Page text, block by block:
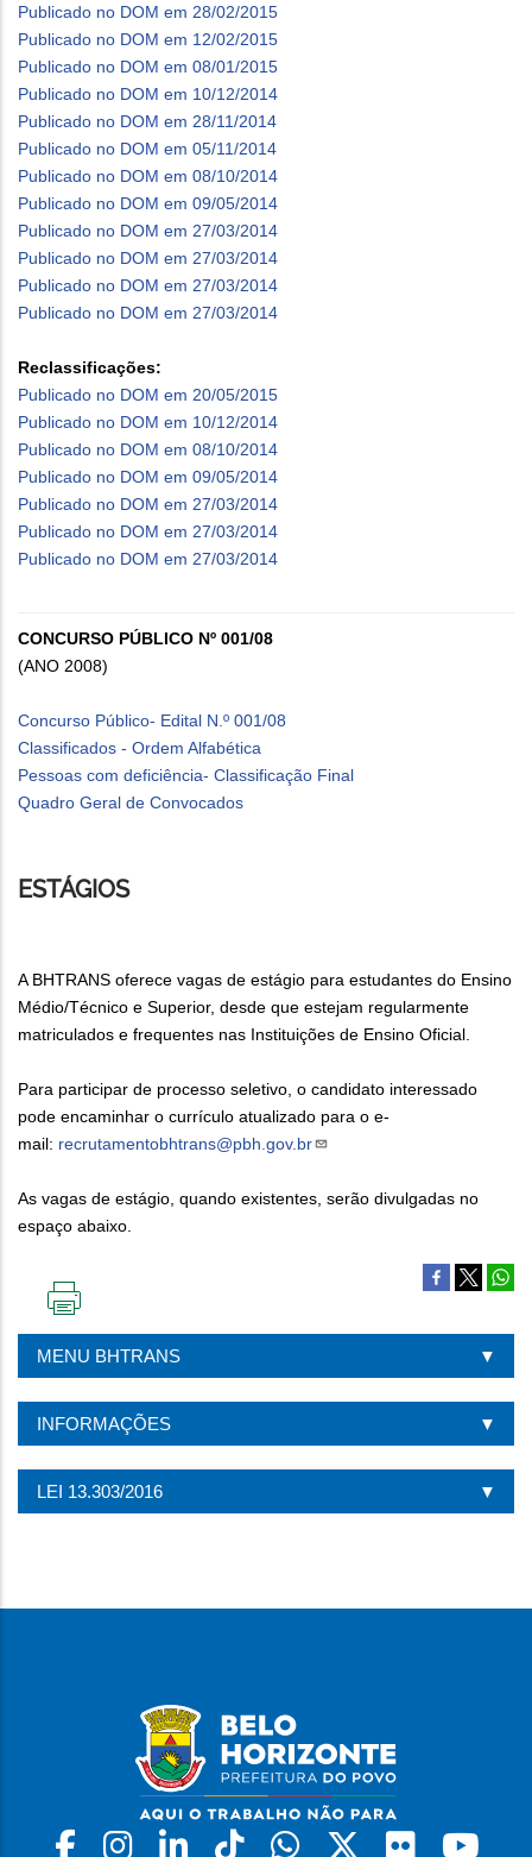
Publicado no DOM em 28/02/2015
Publicado no DOM em 12/02/2015
Publicado no DOM em 08/01/2015
Publicado no DOM em 10/12/2014
Publicado no DOM em 28/11/2014
Publicado no DOM em 05/11/2014
Publicado no DOM em 08/10/2014
Publicado no DOM em 09/05/2014
Publicado no DOM em 27/03/2014
Publicado no DOM em 27/03/2014
Publicado no DOM em 27/03/2014
Publicado no DOM em 27/03/2014
Reclassificações:
Publicado no DOM em 20/05/2015
Publicado no DOM em 10/12/2014
Publicado no DOM em 08/10/2014
Publicado no DOM em 09/05/2014
Publicado no DOM em 27/03/2014
Publicado no DOM em 27/03/2014
Publicado no DOM em 27/03/2014
CONCURSO PÚBLICO Nº 001/08
(ANO 2008)
Concurso Público- Edital N.º 001/08
Classificados - Ordem Alfabética
Pessoas com deficiência- Classificação Final
Quadro Geral de Convocados
ESTÁGIOS
A BHTRANS oferece vagas de estágio para estudantes do Ensino
Médio/Técnico e Superior, desde que estejam regularmente
matriculados e frequentes nas Instituições de Ensino Oficial.
Para participar de processo seletivo, o candidato interessado
pode encaminhar o currículo atualizado para o e-
mail: recrutamentobhtrans@pbh.gov.br
As vagas de estágio, quando existentes, serão divulgadas no
espaço abaixo.
PÁGINA
MENU BHTRANS
INFORMAÇÕES
LEI 13.303/2016
Facebook
Instagram
LinkedinTiktokWhatsapp
X Flickr